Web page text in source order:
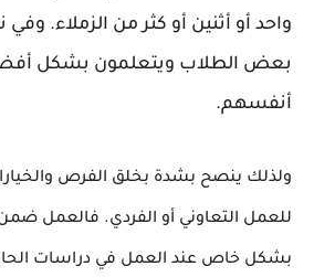
واحد أو أثنين أو كثر من الزملاء.
بعض الطلاب ويتعلمون بشكل
أنفسهم.
ولذلك ينصح بشدة بخلق الفرص
للعمل التعاوني أو الفردي. فالعمل
بشكل خاص عند العمل في دراسات